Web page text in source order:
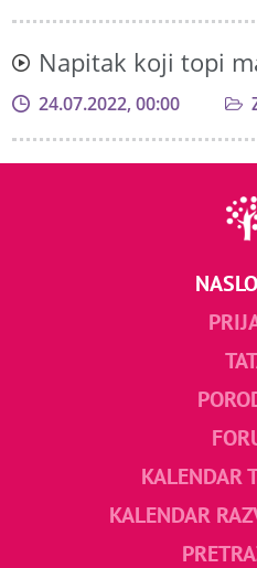
Napitak koji topi
24.07.2022, 00:00
KALENDAR
KALENDAR